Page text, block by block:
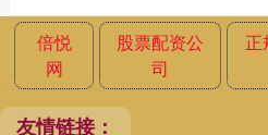
倍悦
网
股票配资公
司
正
友情链接：